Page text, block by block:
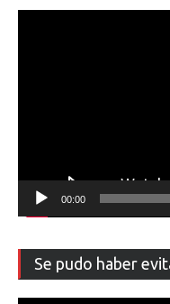
00:00
Se pudo haber